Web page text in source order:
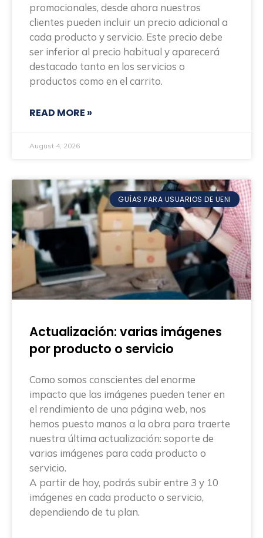
promocionales, desde ahora nuestros
clientes pueden incluir un precio adicional a
cada producto y servicio. Este precio debe
ser inferior al precio habitual y aparecerá
destacado tanto en los servicios o
productos como en el carrito.
READ MORE »
August 4, 2026
GUÍAS PARA USUARIOS DE UENI
Actualización: varias imágenes
por producto o servicio
Como somos conscientes del enorme
impacto que las imágenes pueden tener en
el rendimiento de una página web, nos
hemos puesto manos a la obra para traerte
nuestra última actualización: soporte de
varias imágenes para cada producto o
servicio.
A partir de hoy, podrás subir entre 3 y 10
imágenes en cada producto o servicio,
dependiendo de tu plan.